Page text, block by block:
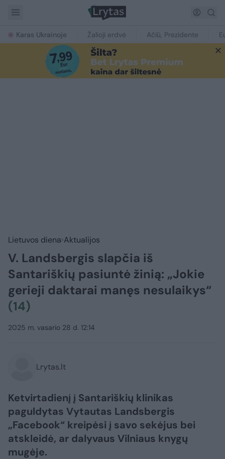
Karas Ukrainoje Žalioji erdvė Ačiū, Prezidente
Lietuvos diena Aktualijos
V. Landsbergis slapčia iš
Santariškių pasiuntė žinią: „Jokie
gerieji daktarai manęs nesulaikys“
(14)
2025 m. vasario 28 d. 12:14
Lrytas.lt
Ketvirtadienį į Santariškių klinikas
paguldytas Vytautas Landsbergis
„Facebook“ kreipėsi į savo sekėjus bei
atskleidė, ar dalyvaus Vilniaus knygų
mugėje.